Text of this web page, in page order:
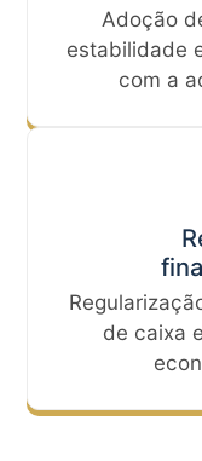
Adoção
estabilidade
com a
de caixa